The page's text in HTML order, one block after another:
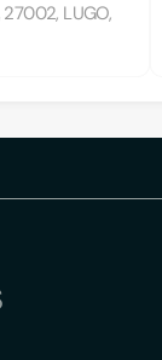
27002, LUGO,